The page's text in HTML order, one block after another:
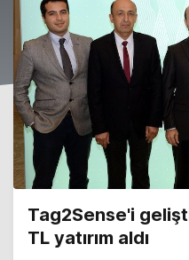
Tag2Sense'i
TL yatırım aldı